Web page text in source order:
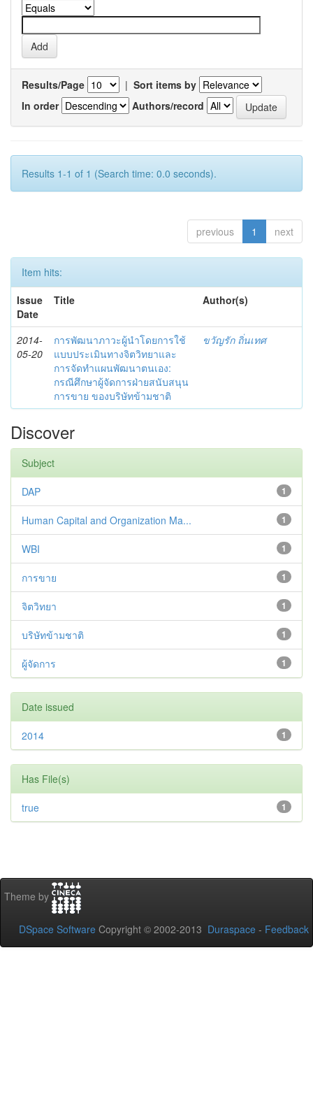
Results/Page | Sort items by
In order
Authors/record
Results 1-1 of 1 (Search time: 0.0 seconds).
previous 1 next
Item hits:
Issue
Date
Title Author(s)
2014-
05-20
การพัฒนาภาวะผู้นำโดยการใช้
แบบประเมินทางจิตวิทยาและ
การจัดทำแผนพัฒนาตนเอง:
กรณีศึกษาผู้จัดการฝ่ายสนับสนุน
การขาย ของบริษัทข้ามชาติ
ขวัญรัก ถิ่นเทศ
Discover
Subject
1
DAP
1
Human Capital and Organization Ma...
1
WBI
1
การขาย
1
จิตวิทยา
1
บริษัทข้ามชาติ
1
ผู้จัดการ
Date issued
1
2014
Has File(s)
1
true
Theme by
DSpace Software Copyright © 2002-2013 Duraspace - Feedback